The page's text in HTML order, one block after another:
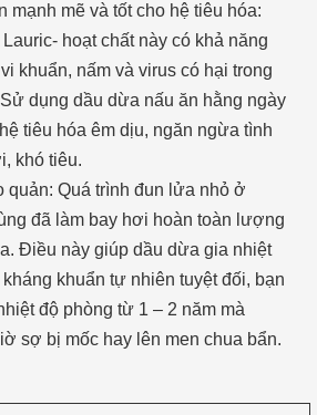
mạnh mẽ và tốt cho hệ tiêu hóa:
hoạt chất này có khả năng
khuẩn, nấm và virus có hại trong
dụng dầu dừa nấu ăn hằng ngày
tiêu hóa êm dịu, ngăn ngừa tình
khó tiêu.
quản: Quá trình đun lửa nhỏ ở
đã làm bay hơi hoàn toàn lượng
Điều này giúp dầu dừa gia nhiệt
khuẩn tự nhiên tuyệt đối, bạn
độ phòng từ 1 – 2 năm mà
sợ bị mốc hay lên men chua bẩn.